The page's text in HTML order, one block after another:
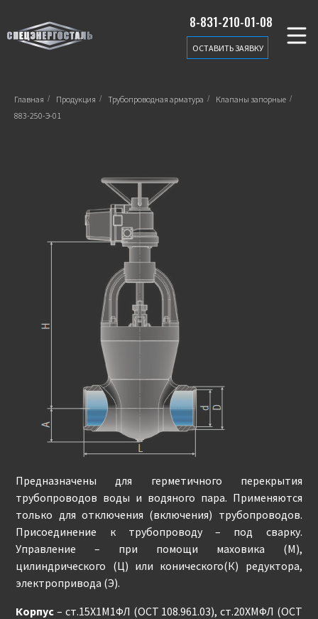
8-831-210-01-08
ОСТАВИТЬ ЗАЯВКУ
Главная / Продукция / Трубопроводная арматура / Клапаны запорные /
883-250-Э-01
Предназначены для герметичного перекрытия
трубопроводов воды и водяного пара. Применяются
только для отключения (включения) трубопроводов.
Присоединение к трубопроводу – под сварку.
Управление – при помощи маховика (М),
цилиндрического (Ц) или конического(К) редуктора,
электропривода (Э).
Корпус – ст.15Х1М1ФЛ (ОСТ 108.961.03), ст.20ХМФЛ (ОСТ